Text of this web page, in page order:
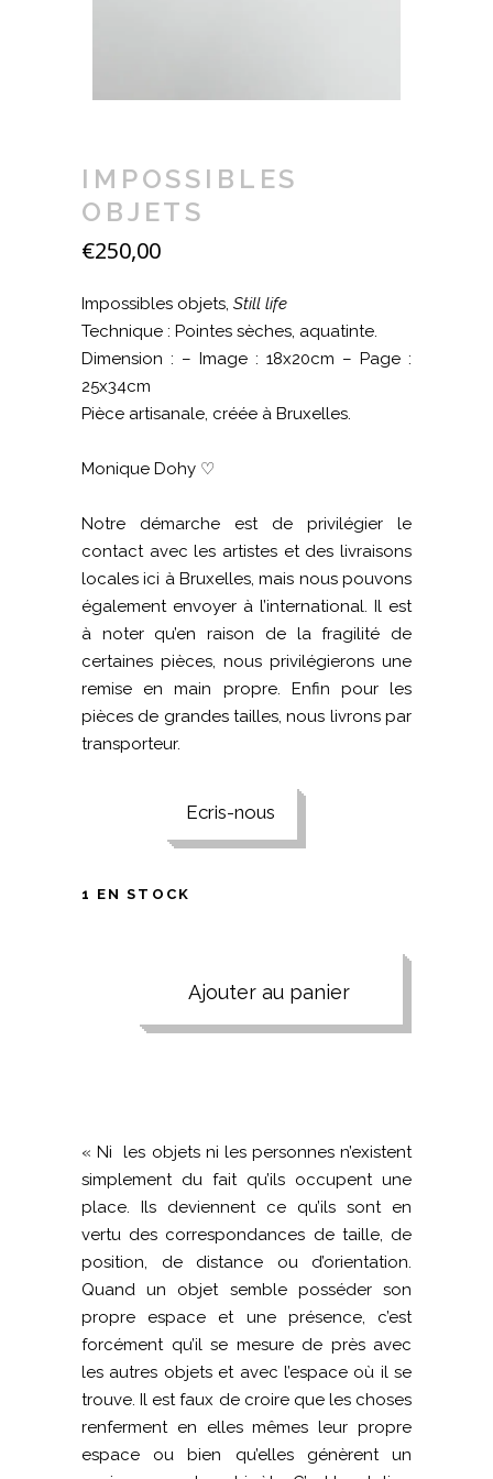
IMPOSSIBLES
OBJETS
€250,00
Impossibles objets, Still life
Technique : Pointes sèches, aquatinte.
Dimension : – Image : 18x20cm – Page :
25x34cm
Pièce artisanale, créée à Bruxelles.
Monique Dohy ♡
Notre démarche est de privilégier le
contact avec les artistes et des livraisons
locales ici à Bruxelles, mais nous pouvons
également envoyer à l’international. Il est
à noter qu’en raison de la fragilité de
certaines pièces, nous privilégierons une
remise en main propre. Enfin pour les
pièces de grandes tailles, nous livrons par
transporteur.
Ecris-nous
1 EN STOCK
Ajouter au panier
« Ni les objets ni les personnes n’existent
simplement du fait qu’ils occupent une
place. Ils deviennent ce qu’ils sont en
vertu des correspondances de taille, de
position, de distance ou d’orientation.
Quand un objet semble posséder son
propre espace et une présence, c’est
forcément qu’il se mesure de près avec
les autres objets et avec l’espace où il se
trouve. Il est faux de croire que les choses
renferment en elles mêmes leur propre
espace ou bien qu’elles génèrent un